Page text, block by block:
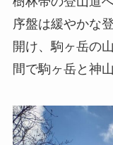
序盤は緩やかな
開け、駒ヶ岳の
間で駒ヶ岳と神